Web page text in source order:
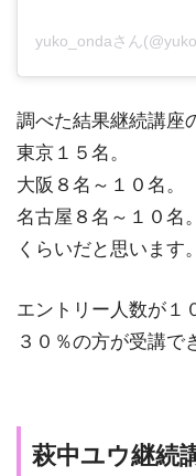
yuko_ondaさん
調べた結果継続講座
東京１５名。
大阪８名～１０名。
名古屋８名～１０名。
くらいだと思います。
エントリー人数が１
３０％の方が受講で
萩中ユウ継続